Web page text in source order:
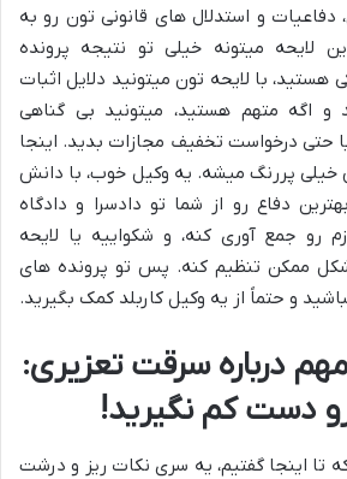
و استدلال های قانونی تون رو به
لایحه میتونه خیلی تو نتیجه پرونده
هستید، با لایحه تون میتونید دلایل اثبات
و اگه متهم هستید، میتونید بی گناهی
حتی درخواست تخفیف مجازات بدید. اینجا
پررنگ میشه. یه وکیل خوب، با دانش
دفاع رو از شما تو دادسرا و دادگاه
رو جمع آوری کنه، و شکواییه یا لایحه
شکل ممکن تنظیم کنه. پس تو پرونده های
و حتماً از یه وکیل کاربلد کمک بگیرید.
درباره سرقت تعزیری:
دست کم نگیرید!
تا اینجا گفتیم، یه سری نکات ریز و درشت